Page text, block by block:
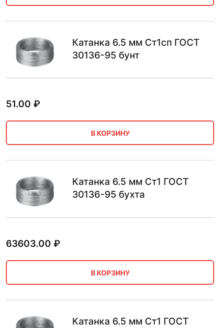
Катанка 6.5 мм Ст1сп ГОСТ
30136-95 бунт
51.00 ₽
В КОРЗИНУ
Катанка 6.5 мм Ст1 ГОСТ
30136-95 бухта
63603.00 ₽
В КОРЗИНУ
Катанка 6.5 мм Ст1 ГОСТ